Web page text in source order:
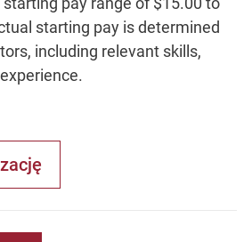
starting pay is determined
including relevant skills,